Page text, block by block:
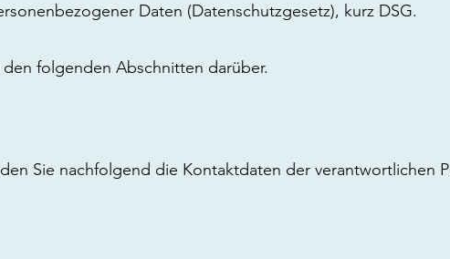
Daten (Datenschutzgesetz), kurz DSG.
folgenden Abschnitten darüber.
Sie nachfolgend die Kontaktdaten der verantwortlichen